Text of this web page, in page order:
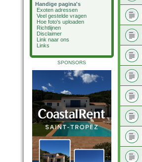
Handige pagina's
Exoten adressen
Veel gestelde vragen
Hoe foto's uploaden
Richtlijnen
Disclaimer
Link naar ons
Links
SPONSORS